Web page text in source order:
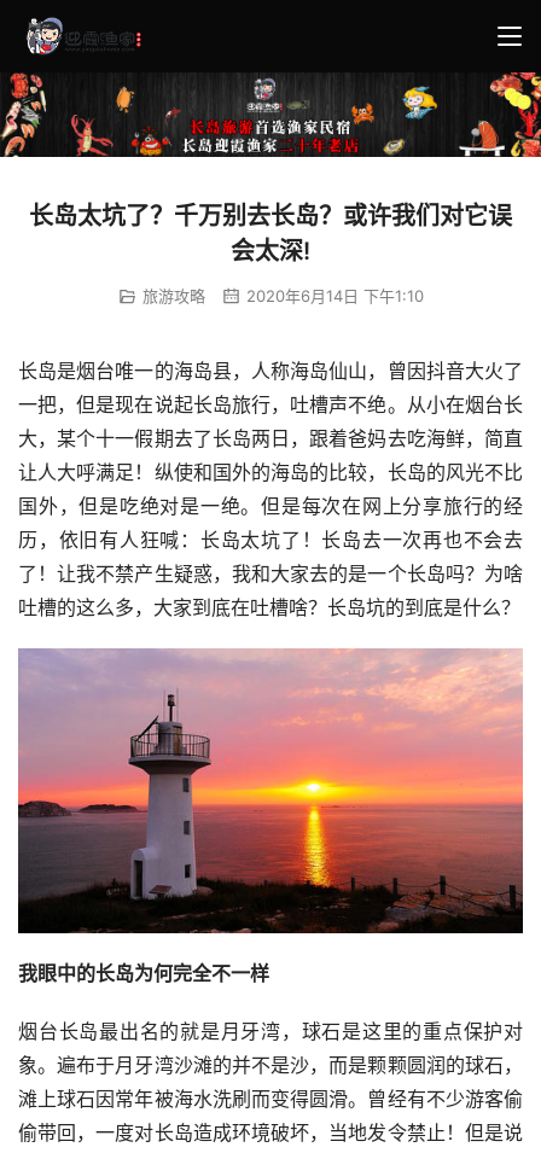
长岛太坑了？千万别去长岛？或许我们对它误
会太深!
旅游攻略 2020年6月14日 下午1:10
长岛是烟台唯一的海岛县，人称海岛仙山，曾因抖音大火了
一把，但是现在说起长岛旅行，吐槽声不绝。从小在烟台长
大，某个十一假期去了长岛两日，跟着爸妈去吃海鲜，简直
让人大呼满足！纵使和国外的海岛的比较，长岛的风光不比
国外，但是吃绝对是一绝。但是每次在网上分享旅行的经
历，依旧有人狂喊：长岛太坑了！长岛去一次再也不会去
了！让我不禁产生疑惑，我和大家去的是一个长岛吗？为啥
吐槽的这么多，大家到底在吐槽啥？长岛坑的到底是什么？
我眼中的长岛为何完全不一样
烟台长岛最出名的就是月牙湾，球石是这里的重点保护对
象。遍布于月牙湾沙滩的并不是沙，而是颗颗圆润的球石，
滩上球石因常年被海水洗刷而变得圆滑。曾经有不少游客偷
偷带回，一度对长岛造成环境破坏，当地发令禁止！但是说